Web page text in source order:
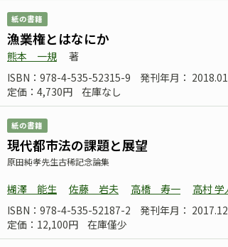
紙の書籍
漁業権とはなにか
熊本 一規
著
ISBN：978-4-535-52315-9
発刊年月： 2018.01
定価：4,730円
在庫なし
紙の書籍
現代都市法の課題と展望
原田純孝先生古稀記念論集
楜澤 能生 佐藤 岩夫 高橋 寿一 高村 学
ISBN：978-4-535-52187-2
発刊年月： 2017.12
定価：12,100円
在庫僅少